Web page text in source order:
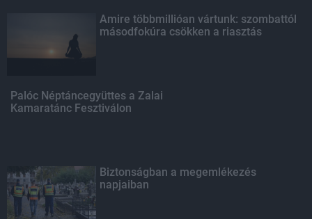
Amire többmillióan vártunk: szombattól
másodfokúra csökken a riasztás
Palóc Néptáncegyüttes a Zalai
Kamaratánc Fesztiválon
Biztonságban a megemlékezés
napjaiban